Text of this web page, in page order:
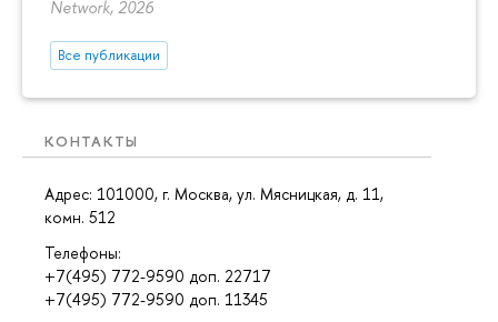
Network, 2026
Все публикации
КОНТАКТЫ
Адрес: 101000, г. Москва, ул. Мясницкая, д. 11,
комн. 512
Телефоны:
+7(495) 772-9590 доп. 22717
+7(495) 772-9590 доп. 11345